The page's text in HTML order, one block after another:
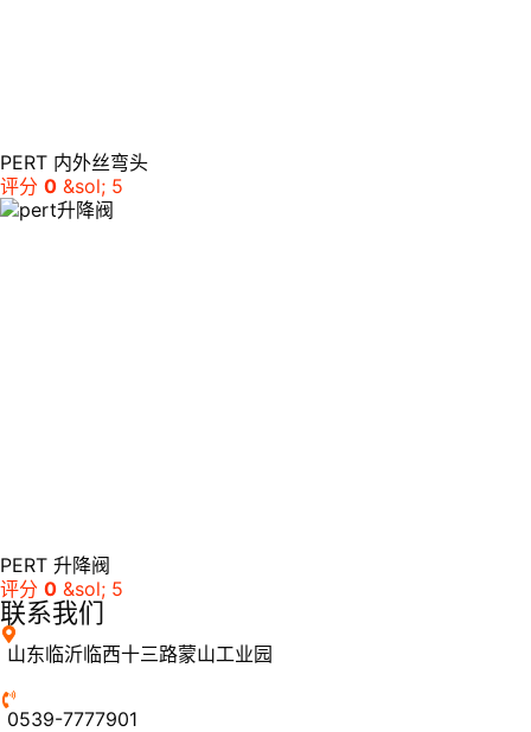
PERT 内外丝弯头
评分 0 &sol; 5
PERT 升降阀
评分 0 &sol; 5
联系我们
山东临沂临西十三路蒙山工业园
0539-7777901